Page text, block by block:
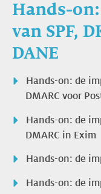
Hands-
van SPF,
DANE
Hands-on: de
DMARC voor
Hands-on: de
DMARC in Exim
Hands-on: de
Hands-on: de